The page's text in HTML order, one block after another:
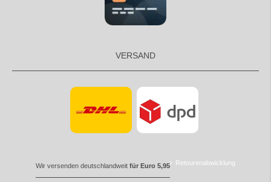
VERSAND
Wir versenden deutschlandweit für Euro 5,95 Retourenabwicklung